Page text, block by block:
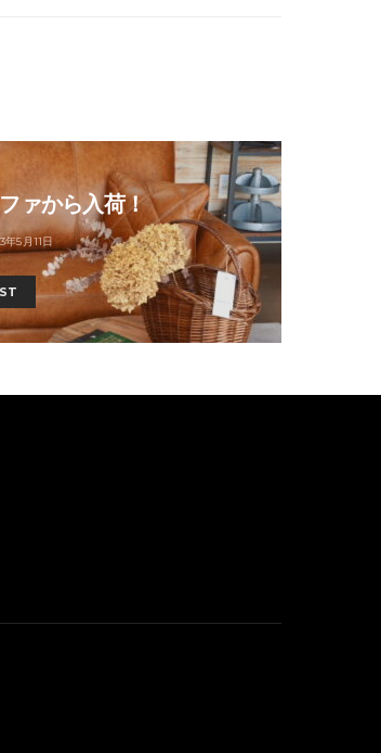
ァから入荷！
年5月11日